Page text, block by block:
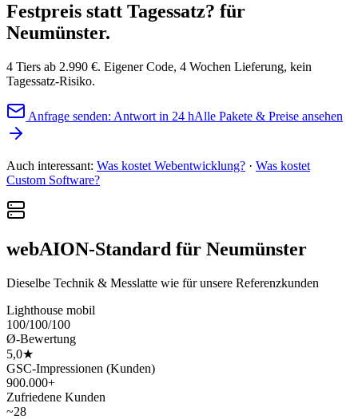
Festpreis statt Tagessatz? für
Neumünster.
4 Tiers ab 2.990 €. Eigener Code, 4 Wochen Lieferung, kein
Tagessatz-Risiko.
Anfrage senden: Antwort in 24 hAlle Pakete & Preise ansehen
Auch interessant: Was kostet Webentwicklung? · Was kostet
Custom Software?
webAION-Standard für Neumünster
Dieselbe Technik & Messlatte wie für unsere Referenzkunden
Lighthouse mobil
100/100/100
Ø-Bewertung
5,0★
GSC-Impressionen (Kunden)
900.000+
Zufriedene Kunden
~28